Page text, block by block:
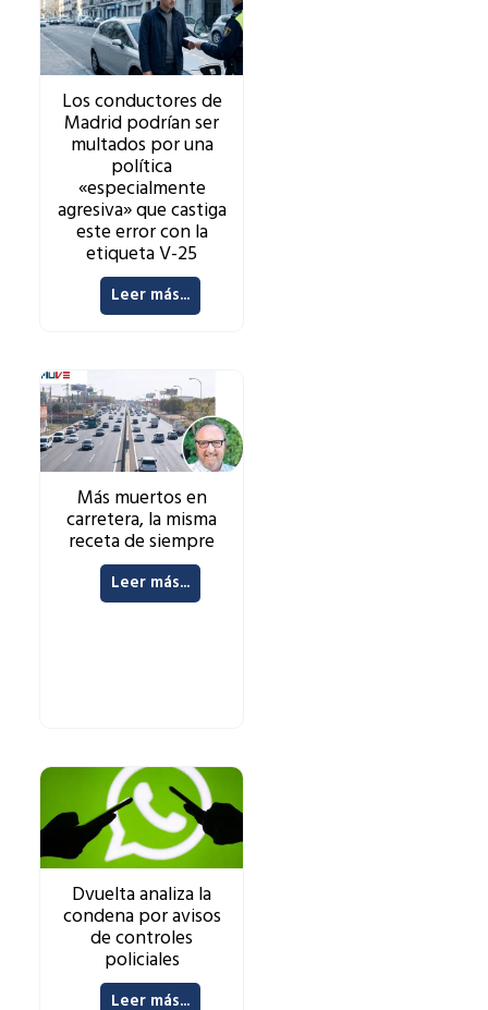
Los conductores de
Madrid podrían ser
multados por una
política
«especialmente
agresiva» que castiga
este error con la
etiqueta V-25
Leer más...
Más muertos en
carretera, la misma
receta de siempre
Leer más...
Dvuelta analiza la
condena por avisos
de controles
policiales
Leer más...